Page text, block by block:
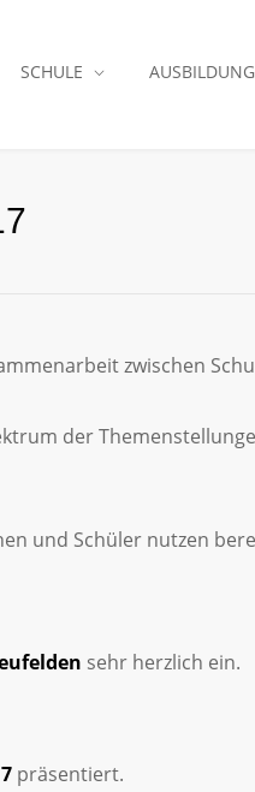
SCHULE AUSBILDUNG
zwischen
der
und Schüler nutzen
sehr herzlich ein.
präsentiert.